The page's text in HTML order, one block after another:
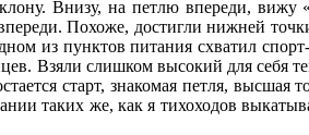
Внизу, на петлю впереди, вижу
Похоже, достигли нижней
из пунктов питания схватил
Взяли слишком высокий для себя
старт, знакомая петля, высшая
таких же, как я тихоходов